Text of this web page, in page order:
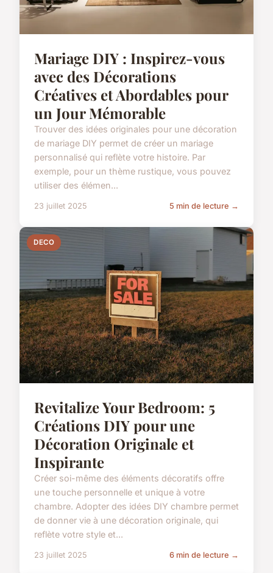
Mariage DIY : Inspirez-vous
avec des Décorations
Créatives et Abordables pour
un Jour Mémorable
Trouver des idées originales pour une décoration
de mariage DIY permet de créer un mariage
personnalisé qui reflète votre histoire. Par
exemple, pour un thème rustique, vous pouvez
utiliser des élémen...
23 juillet 2025 5 min de lecture →
DECO
Revitalize Your Bedroom: 5
Créations DIY pour une
Décoration Originale et
Inspirante
Créer soi-même des éléments décoratifs offre
une touche personnelle et unique à votre
chambre. Adopter des idées DIY chambre permet
de donner vie à une décoration originale, qui
reflète votre style et...
23 juillet 2025 6 min de lecture →